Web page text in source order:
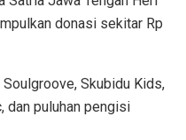
donasi sekitar Rp
Skubidu Kids,
dan puluhan pengisi